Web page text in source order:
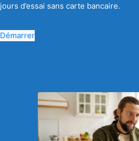
jours d’essai sans carte bancaire.
Démarrer